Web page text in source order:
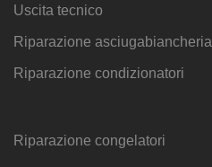
Uscita tecnico
Riparazione asciugabiancheria
Riparazione condizionatori
Riparazione congelatori